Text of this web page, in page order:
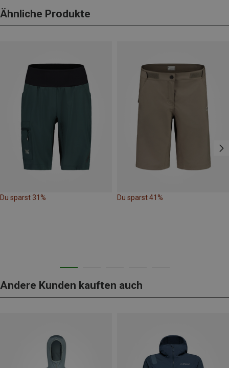
Ähnliche Produkte
Du sparst 31% Du sparst 41%
Andere Kunden kauften auch